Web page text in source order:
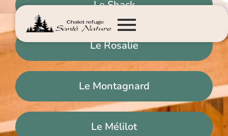
Le Shack
Le Rosalie
Le Montagnard
Le Mélilot